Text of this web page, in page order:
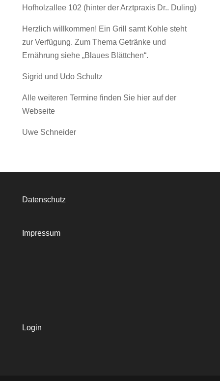
Hofholzallee 102 (hinter der Arztpraxis Dr.. Duling)
Herzlich willkommen! Ein Grill samt Kohle steht
zur Verfügung. Zum Thema Getränke und
Ernährung siehe „Blaues Blättchen“.
Sigrid und Udo Schultz
Alle weiteren Termine finden Sie hier auf der
Webseite
Uwe Schneider
Datenschutz
Impressum
Login